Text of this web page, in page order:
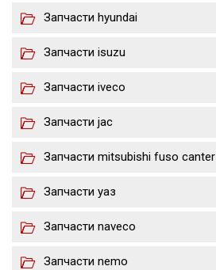
Запчасти hyundai
Запчасти isuzu
Запчасти iveco
Запчасти jac
Запчасти mitsubishi fuso canter
Запчасти уаз
Запчасти naveco
Запчасти nemo